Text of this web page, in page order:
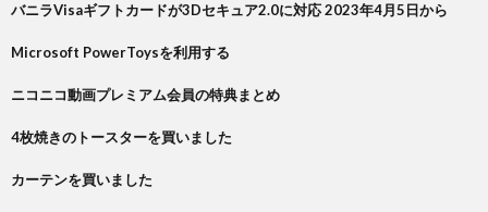
バニラVisaギフトカードが3Dセキュア2.0に対応 2023年4月5日から
Microsoft PowerToysを利用する
ニコニコ動画プレミアム会員の特典まとめ
4枚焼きのトースターを買いました
カーテンを買いました